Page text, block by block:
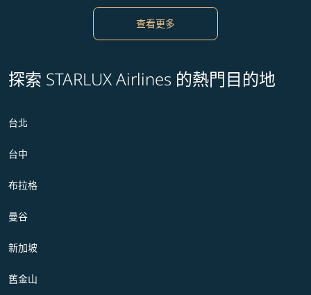
查看更多
探索 STARLUX Airlines 的熱門目的地
台北
台中
布拉格
曼谷
新加坡
舊金山